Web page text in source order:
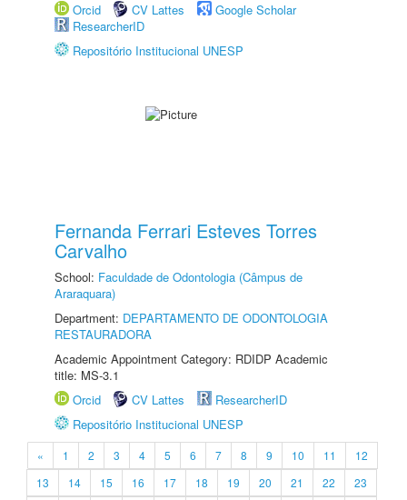
Orcid
CV Lattes
Google Scholar
ResearcherID
Repositório Institucional UNESP
Fernanda Ferrari Esteves Torres
Carvalho
School: Faculdade de Odontologia (Câmpus de
Araraquara)
Department: DEPARTAMENTO DE ODONTOLOGIA
RESTAURADORA
Academic Appointment Category: RDIDP Academic
title: MS-3.1
Orcid
CV Lattes
ResearcherID
Repositório Institucional UNESP
« 1 2 3 4 5 6 7 8 9 10 11
12
13
14 15 16 17 18 19 20 21 22
23